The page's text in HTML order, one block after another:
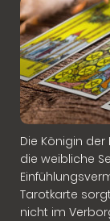
Die Königin
die weibliche
Tarotkarte
nicht im